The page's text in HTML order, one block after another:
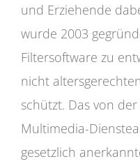
und Erziehende
wurde 2003
Filtersoftware zu
nicht
schützt. Das von
Multimedia-
gesetzlich